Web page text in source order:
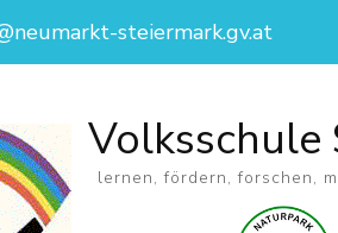
steiermark.gv.at
Volksschule
lernen, fördern, forschen,